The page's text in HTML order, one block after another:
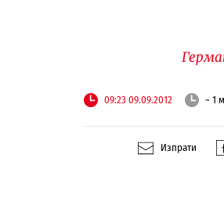
09:23 09.09.2012 ~ 1
Изпрати